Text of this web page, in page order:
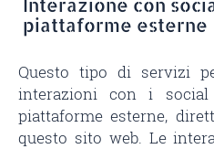
piattaforme esterne
Questo tipo di servizi
interazioni con i
piattaforme esterne,
questo sito web. Le